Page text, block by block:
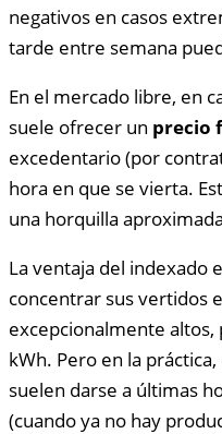
negativos en casos
tarde entre semana
En el mercado libre, en
suele ofrecer un precio
excedentario (por
hora en que se vierta.
una horquilla
La ventaja del indexado
concentrar sus vertidos
excepcionalmente
kWh. Pero en la
suelen darse a últimas
(cuando ya no hay